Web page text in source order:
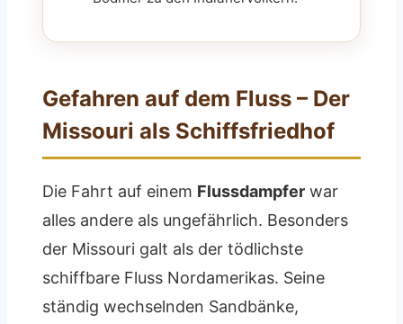
Gefahren auf dem Fluss – Der
Missouri als Schiffsfriedhof
Die Fahrt auf einem Flussdampfer war
alles andere als ungefährlich. Besonders
der Missouri galt als der tödlichste
schiffbare Fluss Nordamerikas. Seine
ständig wechselnden Sandbänke,